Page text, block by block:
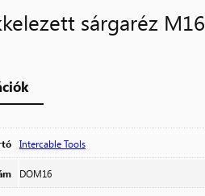
sárgaréz M16
Intercable Tools
DOM16